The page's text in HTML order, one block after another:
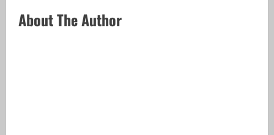
About The Author